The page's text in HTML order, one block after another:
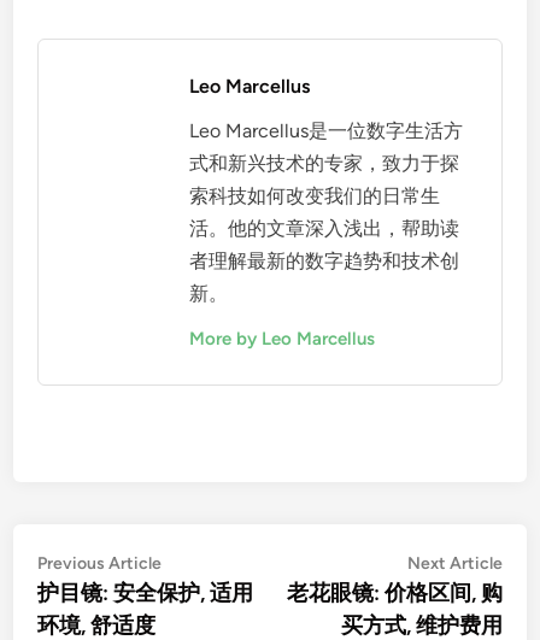
Leo Marcellus
Leo Marcellus是一位数字生活方
式和新兴技术的专家，致力于探
索科技如何改变我们的日常生
活。他的文章深入浅出，帮助读
者理解最新的数字趋势和技术创
新。
More by Leo Marcellus
Post
navigation
Previous ArticlePrevious
article:
护目镜: 安全保护, 适用
环境, 舒适度
Next Article
老花眼镜: 价格区间, 购
买方式, 维护费用